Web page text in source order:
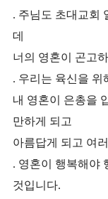
. 주님도 초대교회
데
너의 영혼이 곤고
. 우리는 육신을 위
내 영혼이 은총을
만하게 되고
아름답게 되고 여
. 영혼이 행복해야
것입니다.